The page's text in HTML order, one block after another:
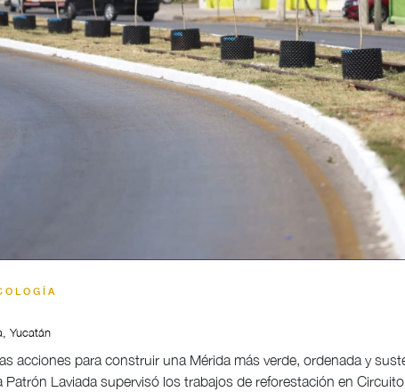
Yucatán
acciones para construir una Mérida más verde, ordenada y
Patrón Laviada supervisó los trabajos de reforestación en